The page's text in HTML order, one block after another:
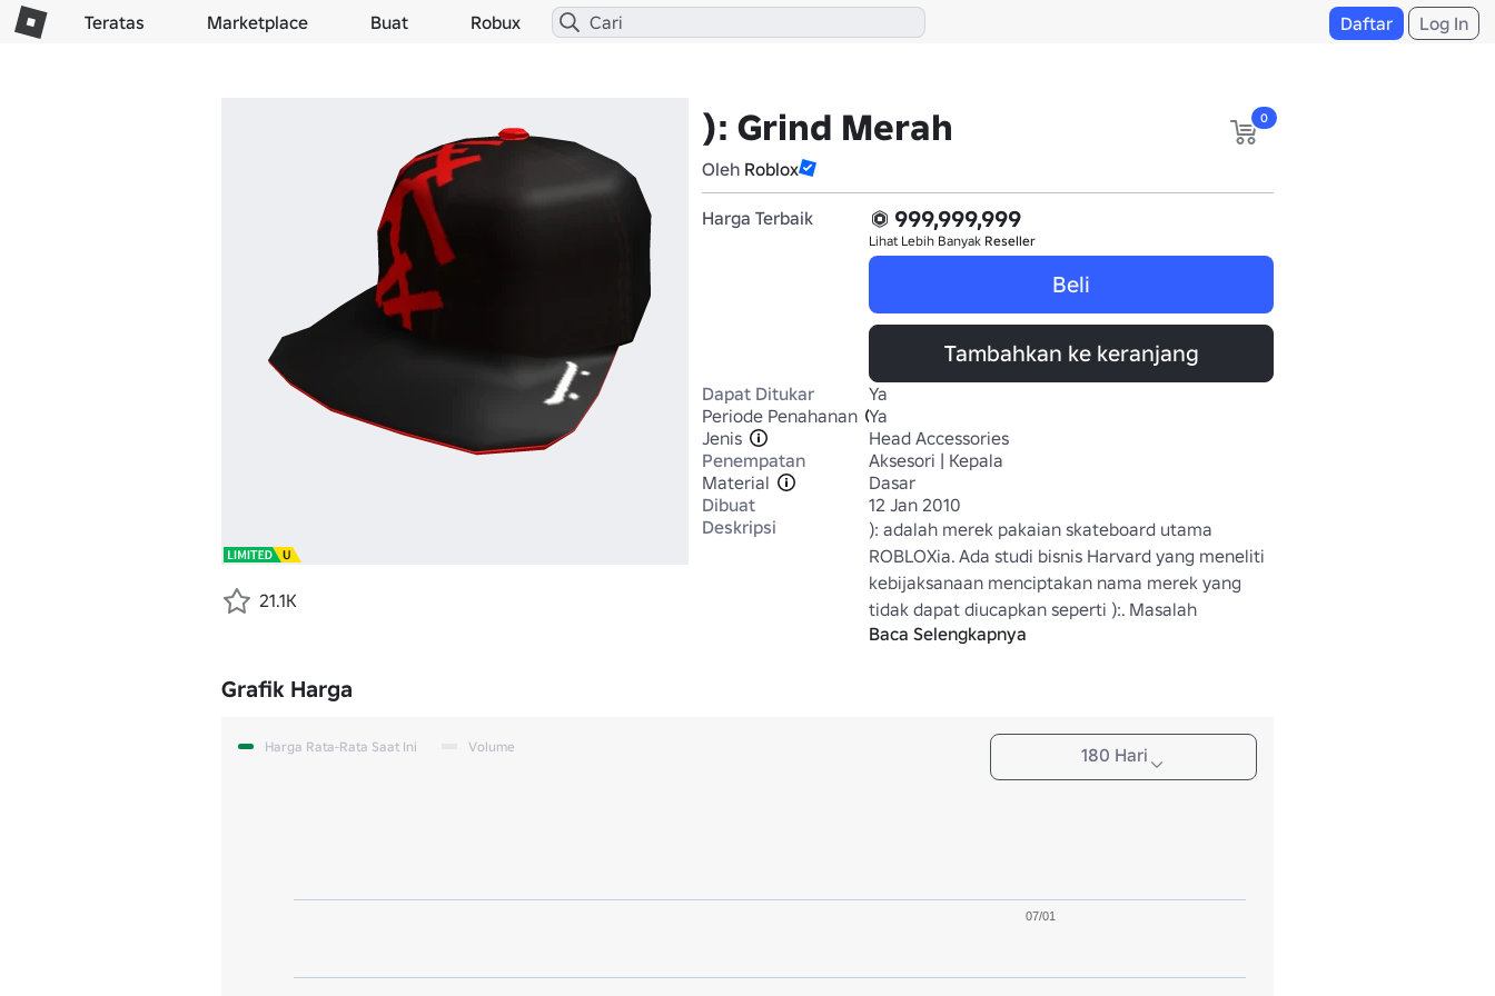
Teratas Marketplace Buat Robux Daftar Log In
): Grind Merah
Oleh Roblox
0
Harga Terbaik 999,999,999
Lihat Lebih Banyak Reseller
Beli
Tambahkan ke keranjang
Dapat Ditukar
Ya
Periode Penahanan Ya
Jenis
Head Accessories
Penempatan
Aksesori | Kepala
Material
Dasar
Dibuat
12 Jan 2010
Deskripsi
): adalah merek pakaian skateboard utama
ROBLOXia. Ada studi bisnis Harvard yang meneliti
kebijaksanaan menciptakan nama merek yang
tidak dapat diucapkan seperti ):. Masalah
utamanya adalah bahwa tidak ada cara untuk
Baca Selengkapnya
21.1K
Grafik Harga
180 Hari
Harga Rata-Rata Saat Ini Volume
07/01